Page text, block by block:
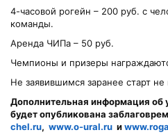
4-часовой рогейн – 200 руб. с
команды.
Аренда ЧИПа – 50 руб.
Чемпионы и призеры
Не заявившимся заранее старт
Дополнительная информация об
будет опубликована
chel.ru, www.o-ural.ru и